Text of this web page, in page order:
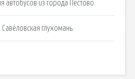
автобусов из города Пестово.
Савёловская глухомань.